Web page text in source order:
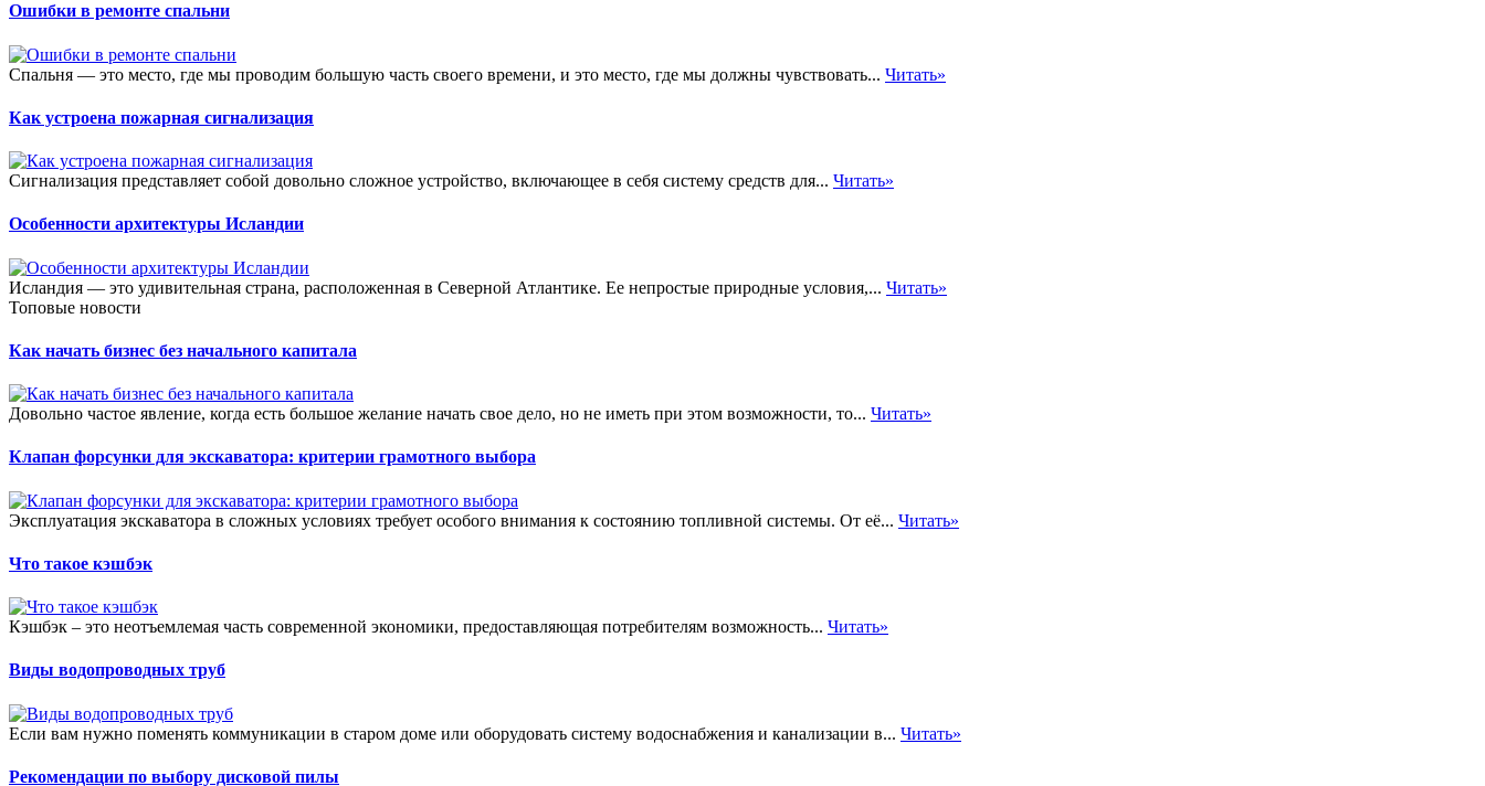
Ошибки в ремонте спальни
Спальня — это место, где мы проводим большую часть своего времени, и это место, где мы должны чувствовать... Читать»
Как устроена пожарная сигнализация
Сигнализация представляет собой довольно сложное устройство, включающее в себя систему средств для... Читать»
Особенности архитектуры Исландии
Исландия — это удивительная страна, расположенная в Северной Атлантике. Ее непростые природные условия,... Читать»
Топовые новости
Как начать бизнес без начального капитала
Довольно частое явление, когда есть большое желание начать свое дело, но не иметь при этом возможности, то... Читать»
Клапан форсунки для экскаватора: критерии грамотного выбора
Эксплуатация экскаватора в сложных условиях требует особого внимания к состоянию топливной системы. От её... Читать»
Что такое кэшбэк
Кэшбэк – это неотъемлемая часть современной экономики, предоставляющая потребителям возможность... Читать»
Виды водопроводных труб
Если вам нужно поменять коммуникации в старом доме или оборудовать систему водоснабжения и канализации в... Читать»
Рекомендации по выбору дисковой пилы